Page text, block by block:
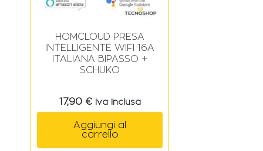
HOMCLOUD PRESA
INTELLIGENTE WIFI 16A
ITALIANA BIPASSO +
SCHUKO
17,90 € Iva Inclusa
Aggiungi al
carrello